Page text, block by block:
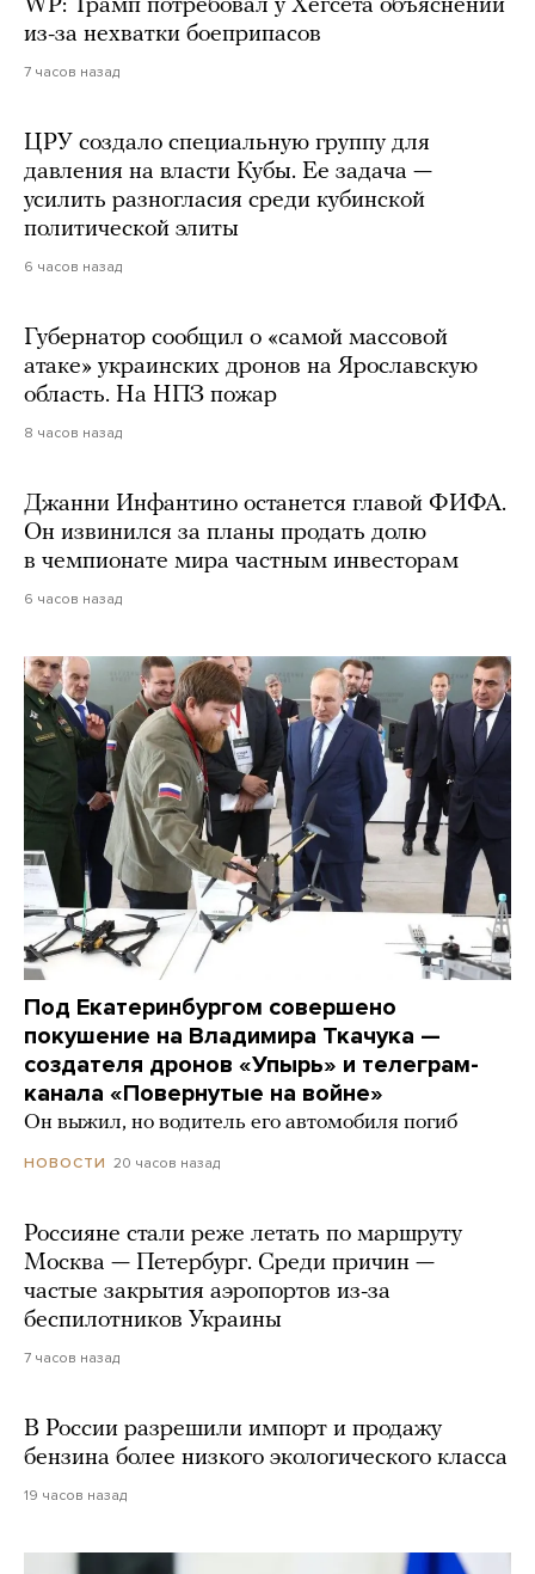
WP: Трамп потребовал у Хегсета объяснений
из-за нехватки боеприпасов
7 часов назад
ЦРУ создало специальную группу для
давления на власти Кубы. Ее задача —
усилить разногласия среди кубинской
политической элиты
6 часов назад
Губернатор сообщил о «самой массовой
атаке» украинских дронов на Ярославскую
область. На НПЗ пожар
8 часов назад
Джанни Инфантино останется главой ФИФА.
Он извинился за планы продать долю
в чемпионате мира частным инвесторам
6 часов назад
Под Екатеринбургом совершено
покушение на Владимира Ткачука —
создателя дронов «Упырь» и телеграм-
канала «Повернутые на войне»
Он выжил, но водитель его автомобиля погиб
НОВОСТИ 20 часов назад
Россияне стали реже летать по маршруту
Москва — Петербург. Среди причин —
частые закрытия аэропортов из-за
беспилотников Украины
7 часов назад
В России разрешили импорт и продажу
бензина более низкого экологического класса
19 часов назад